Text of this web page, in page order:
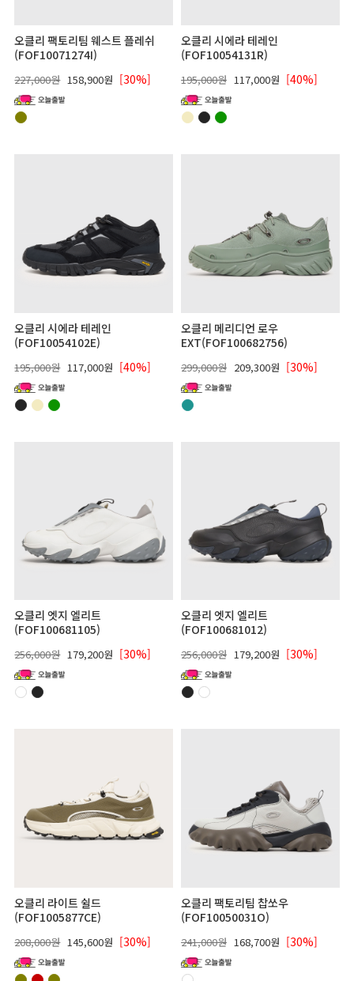
오클리 팩토리팀 웨스트 플레쉬
(FOF10071274I)
227,000원 158,900원 [30%]
오클리 시에라 테레인
(FOF10054131R)
195,000원 117,000원 [40%]
오클리 시에라 테레인
(FOF10054102E)
195,000원 117,000원 [40%]
오클리 메리디언 로우
EXT(FOF100682756)
299,000원 209,300원 [30%]
오클리 엣지 엘리트
(FOF100681105)
256,000원 179,200원 [30%]
오클리 엣지 엘리트
(FOF100681012)
256,000원 179,200원 [30%]
오클리 라이트 쉴드
(FOF1005877CE)
208,000원 145,600원 [30%]
오클리 팩토리팀 찹쏘우
(FOF10050031O)
241,000원 168,700원 [30%]